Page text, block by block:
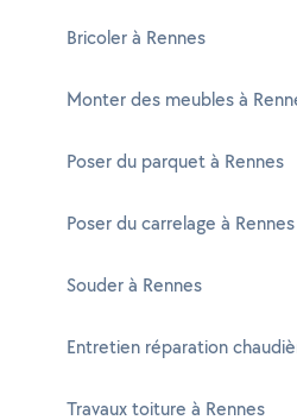
Bricoler à Rennes
Monter des meubles à
Poser du parquet à Rennes
Poser du carrelage à Rennes
Souder à Rennes
Entretien réparation
Travaux toiture à Rennes